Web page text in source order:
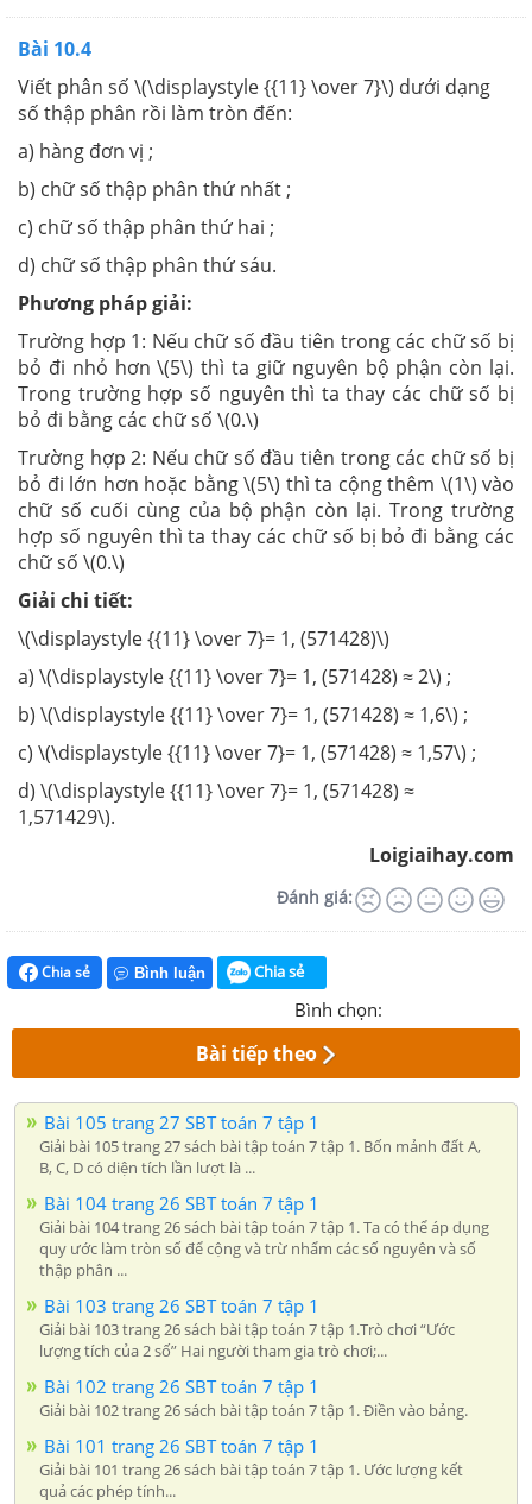
Bài 10.4
Viết phân số \(\displaystyle {{11} \over 7}\) dưới dạng
số thập phân rồi làm tròn đến:
a) hàng đơn vị ;
b) chữ số thập phân thứ nhất ;
c) chữ số thập phân thứ hai ;
d) chữ số thập phân thứ sáu.
Phương pháp giải:
Trường hợp 1: Nếu chữ số đầu tiên trong các chữ số bị
bỏ đi nhỏ hơn \(5\) thì ta giữ nguyên bộ phận còn lại.
Trong trường hợp số nguyên thì ta thay các chữ số bị
bỏ đi bằng các chữ số \(0.\)
Trường hợp 2: Nếu chữ số đầu tiên trong các chữ số bị
bỏ đi lớn hơn hoặc bằng \(5\) thì ta cộng thêm \(1\) vào
chữ số cuối cùng của bộ phận còn lại. Trong trường
hợp số nguyên thì ta thay các chữ số bị bỏ đi bằng các
chữ số \(0.\)
Giải chi tiết:
\(\displaystyle {{11} \over 7}= 1, (571428)\)
a) \(\displaystyle {{11} \over 7}= 1, (571428) ≈ 2\) ;
b) \(\displaystyle {{11} \over 7}= 1, (571428) ≈ 1,6\) ;
c) \(\displaystyle {{11} \over 7}= 1, (571428) ≈ 1,57\) ;
d) \(\displaystyle {{11} \over 7}= 1, (571428) ≈
1,571429\).
Loigiaihay.com
Đánh giá:
Chia sẻ Bình luận Chia sẻ
Bình chọn:
Bài tiếp theo
Bài 105 trang 27 SBT toán 7 tập 1
Giải bài 105 trang 27 sách bài tập toán 7 tập 1. Bốn mảnh đất A,
B, C, D có diện tích lần lượt là ...
Bài 104 trang 26 SBT toán 7 tập 1
Giải bài 104 trang 26 sách bài tập toán 7 tập 1. Ta có thể áp dụng
quy ước làm tròn số để cộng và trừ nhẩm các số nguyên và số
thập phân ...
Bài 103 trang 26 SBT toán 7 tập 1
Giải bài 103 trang 26 sách bài tập toán 7 tập 1.Trò chơi “Ước
lượng tích của 2 số” Hai người tham gia trò chơi;...
Bài 102 trang 26 SBT toán 7 tập 1
Giải bài 102 trang 26 sách bài tập toán 7 tập 1. Điền vào bảng.
Bài 101 trang 26 SBT toán 7 tập 1
Giải bài 101 trang 26 sách bài tập toán 7 tập 1. Ước lượng kết
quả các phép tính...